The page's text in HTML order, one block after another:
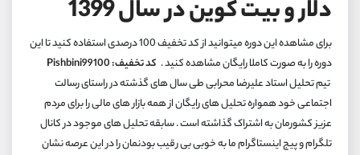
دلار و بیت کوین در سال 1399
برای مشاهده این دوره میتوانید از کد تخفیف 100 درصدی استفاده کنید تا این
دوره را به صورت کاملا رایگان مشاهده کنید . کد تخفیف: Pishbini99100
تیم تحلیل استاد علیرضا محرابی طی سال های گذشته در راستای رسالت
اجتماعی خود همواره تحلیل های رایگان از همه بازار های مالی را برای مردم
عزیز کشورمان به اشتراک گذاشته است . سابقه تحلیل های موجود در کانال
تلگرام و پیج اینستاگرام ما به خوبی بی رقیب بودنمان را در این عرصه نشان
کانال بله @alirezamehrabi_official